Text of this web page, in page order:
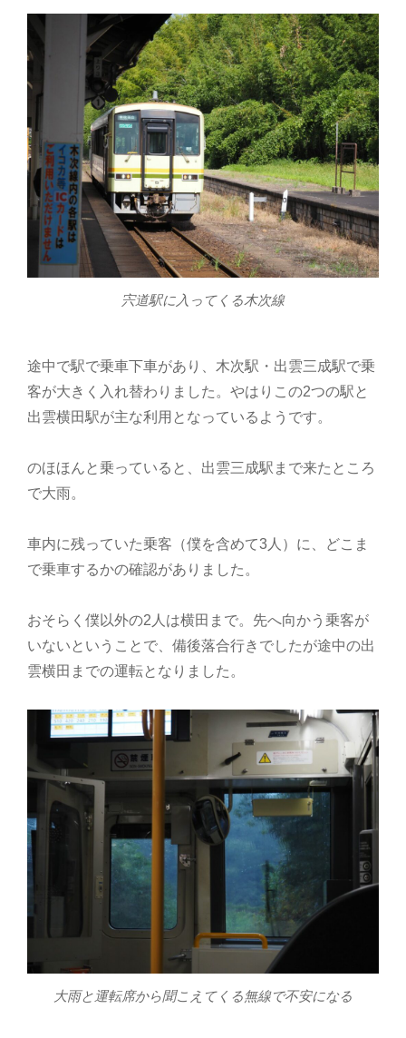
宍道駅に入ってくる木次線
途中で駅で乗車下車があり、木次駅・出雲三成駅で乗
客が大きく入れ替わりました。やはりこの2つの駅と
出雲横田駅が主な利用となっているようです。
のほほんと乗っていると、出雲三成駅まで来たところ
で大雨。
車内に残っていた乗客（僕を含めて3人）に、どこま
で乗車するかの確認がありました。
おそらく僕以外の2人は横田まで。先へ向かう乗客が
いないということで、備後落合行きでしたが途中の出
雲横田までの運転となりました。
大雨と運転席から聞こえてくる無線で不安になる